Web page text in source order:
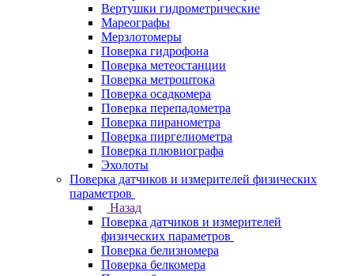
Вертушки гидрометрические
Мареографы
Мерзлотомеры
Поверка гидрофона
Поверка метеостанции
Поверка метроштока
Поверка осадкомера
Поверка перепадометра
Поверка пиранометра
Поверка пиргелиометра
Поверка плювиографа
Эхолоты
Поверка датчиков и измерителей физических
параметров
Назад
Поверка датчиков и измерителей
физических параметров
Поверка белизномера
Поверка белкомера